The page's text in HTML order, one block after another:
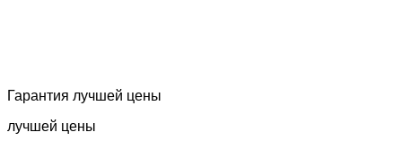
Гарантия лучшей цены
лучшей цены